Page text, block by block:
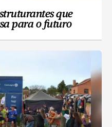
que
para o futuro